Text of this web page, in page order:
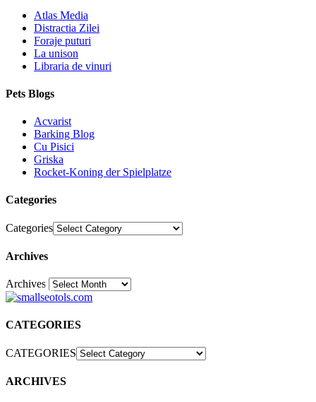
Atlas Media
Distractia Zilei
Foraje puturi
La unison
Libraria de vinuri
Pets Blogs
Acvarist
Barking Blog
Cu Pisici
Griska
Rocket-Koning der Spielplatze
Categories
Categories
Archives
Archives30
CATEGORIES
CATEGORIES
ARCHIVES